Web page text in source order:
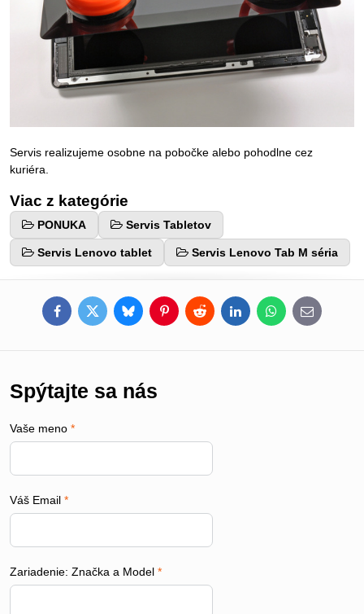
Servis realizujeme osobne na pobočke alebo pohodlne cez
kuriéra.
Viac z kategórie
PONUKA Servis Tabletov
Servis Lenovo tablet Servis Lenovo Tab M séria
FacebookTwitterBlueskyPinterestRedditLinkedInWhatsApp
E-
mail
Spýtajte sa nás
Vaše meno *
Váš Email *
Zariadenie: Značka a Model *